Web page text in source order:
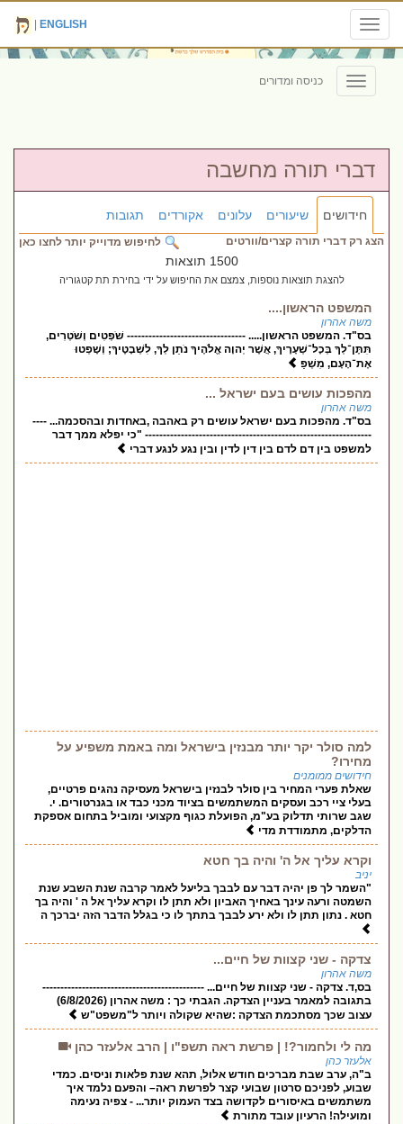
Toggle
navigation
ENGLISH
Toggle
navigation
כניסה ומדורים
דברי תורה מחשבה
חידושים שיעורים עלונים אקורדים תגובות
לחיפוש מדוייק יותר לחצו כאן הצג רק דברי תורה קצרים/וורטים
1500 תוצאות
להצגת תוצאות נוספות, צמצם את החיפוש על ידי בחירת תת קטגוריה
המשפט הראשון....
משה אהרון
בס"ד. המשפט הראשון..... --------------------------------- שֹׁפְטִים וְשֹׁטְרִים,
תִּתֶּן־לְךָ בְּכָל־שְׁעָרֶיךָ, אֲשֶׁר יְהוָה אֱלֹהֶיךָ נֹתֵן לְךָ, לִשְׁבָטֶיךָ; וְשָׁפְטוּ
אֶת־הָעָם, מִשְׁפַ
מהפכות עושים בעם ישראל ...
משה אהרון
בס"ד. מהפכות בעם ישראל עושים רק באהבה ,באחדות ובהסכמה... ----
--------------------------------------------------------------- "כי יפלא ממך דבר
למשפט בין דם לדם בין דין לדין ובין נגע לנגע דברי
למה סולר יקר יותר מבנזין בישראל ומה באמת משפיע על
מחירו?
חידושים ממומנים
שאלת פערי המחיר בין סולר לבנזין בישראל מעסיקה נהגים פרטיים,
בעלי ציי רכב ועסקים המשתמשים בציוד מכני כבד או בגנרטורים. י.
שגב שרותי תדלוק בע"מ, הפועלת כגוף מקצועי ומוביל בתחום אספקת
הדלקים, מתמודדת מדי
וקרא עליך אל ה' והיה בך חטא
יניב
"השמר לך פן יהיה דבר עם לבבך בליעל לאמר קרבה שנת השבע שנת
השמטה ורעה עינך באחיך האביון ולא תתן לו וקרא עליך אל ה ' והיה בך
חטא . נתון תתן לו ולא ירע לבבך בתתך לו כי בגלל הדבר הזה יברכך ה
צדקה - שני קצוות של חיים...
משה אהרון
בס,ד. צדקה - שני קצוות של חיים... ---------------------------------------------
בתגובה למאמר בעניין הצדקה. הגבתי כך : משה אהרון (6/8/2026)
עצוב שכך מסתכמת הצדקה :שהיא שקולה ויותר ל"משפט"ש
מה לי ולחמור?! | פרשת ראה תשפ"ו | הרב אלעזר כהן
אלעזר כהן
ב"ה, ערב שבת מברכים חודש אלול, תהא שנת פלאות וניסים. כמדי
שבוע, לפניכם סרטון שבועי קצר לפרשת ראה– והפעם נלמד איך
משתמשים באיסורים לקדושה בצד העמוק יותר... - צפיה נעימה
ומועילה! הרעיון עובד מתורת